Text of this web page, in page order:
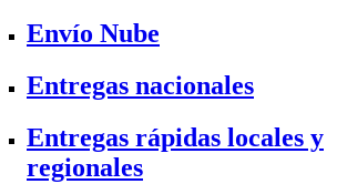
Envío Nube
Entregas nacionales
Entregas rápidas locales y
regionales